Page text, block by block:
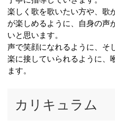
楽しく歌を歌いたい方や、歌
が楽しめるように、自身の声
いと思います。
声で笑顔になれるように、そ
楽に接していられるように、
ます。
カリキュラム